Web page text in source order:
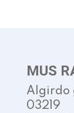
MUS
Algirdo
03219